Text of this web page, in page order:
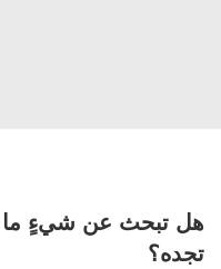
هل تبحث عن شيءٍ ما
تجده؟